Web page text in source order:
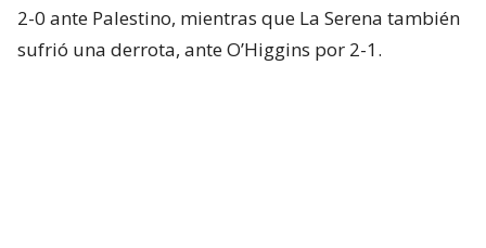
2-0 ante Palestino, mientras que La Serena también
sufrió una derrota, ante O’Higgins por 2-1.